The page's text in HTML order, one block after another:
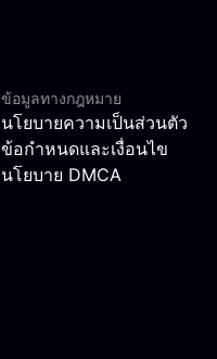
ข้อมูลทางกฎหมาย
นโยบายความเป็นส่วนตัว
ข้อกำหนดและเงื่อนไข
นโยบาย DMCA